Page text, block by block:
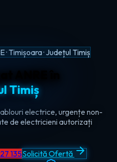
Electrice · Timiș
stop în
minute, oricând — ziua sau
autorizat pentru Timișoara,
Timiș.
135Solicită Ofertă